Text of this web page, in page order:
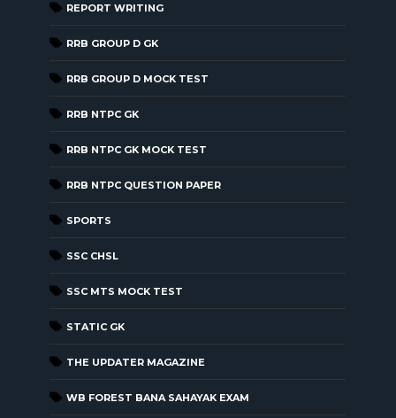
REPORT WRITING
RRB GROUP D GK
RRB GROUP D MOCK TEST
RRB NTPC GK
RRB NTPC GK MOCK TEST
RRB NTPC QUESTION PAPER
SPORTS
SSC CHSL
SSC MTS MOCK TEST
STATIC GK
THE UPDATER MAGAZINE
WB FOREST BANA SAHAYAK EXAM